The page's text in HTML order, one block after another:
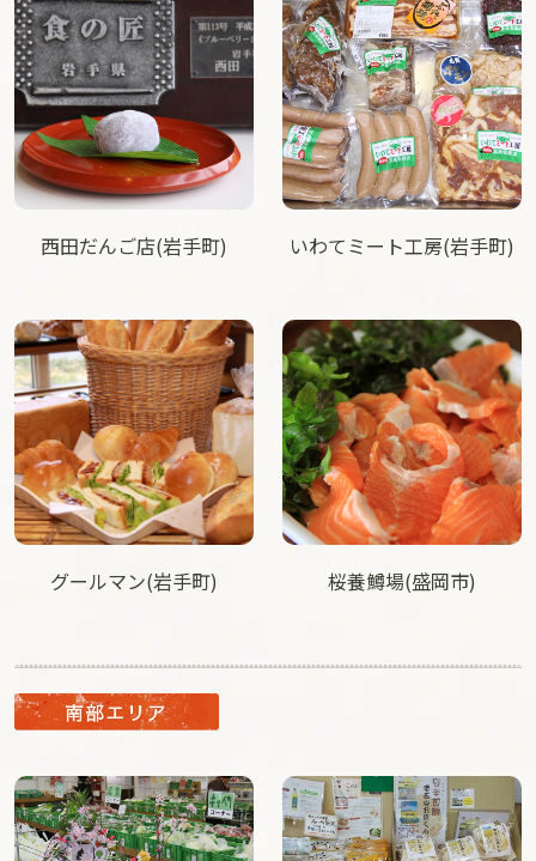
西田だんご店(岩手町) いわてミート工房(岩手町)
グールマン(岩手町) 桜養鱒場(盛岡市)